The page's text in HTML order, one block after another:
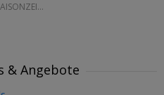
EINLÖSBAR BIS 31. OKTOBER 2026 (SAISONZEITEN BEACHTEN)
& Angebote